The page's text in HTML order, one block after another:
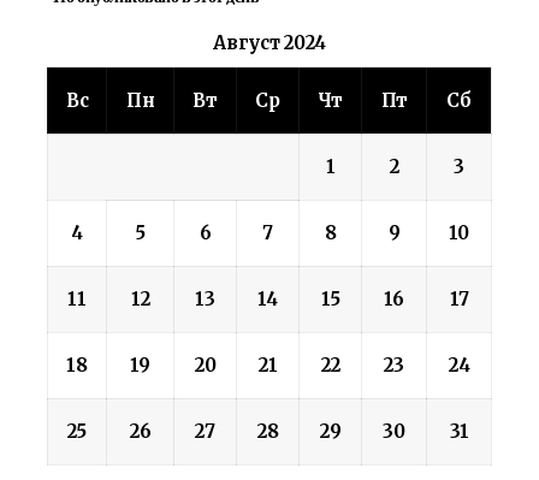
Август 2024
Вс Пн Вт Ср Чт Пт Сб
1 2 3
4 5 6 7 8 9 10
11 12 13 14 15 16 17
18 19 20 21 22 23 24
25 26 27 28 29 30 31